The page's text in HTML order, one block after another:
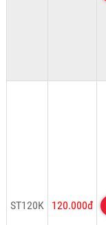
ST120K 120.000đ